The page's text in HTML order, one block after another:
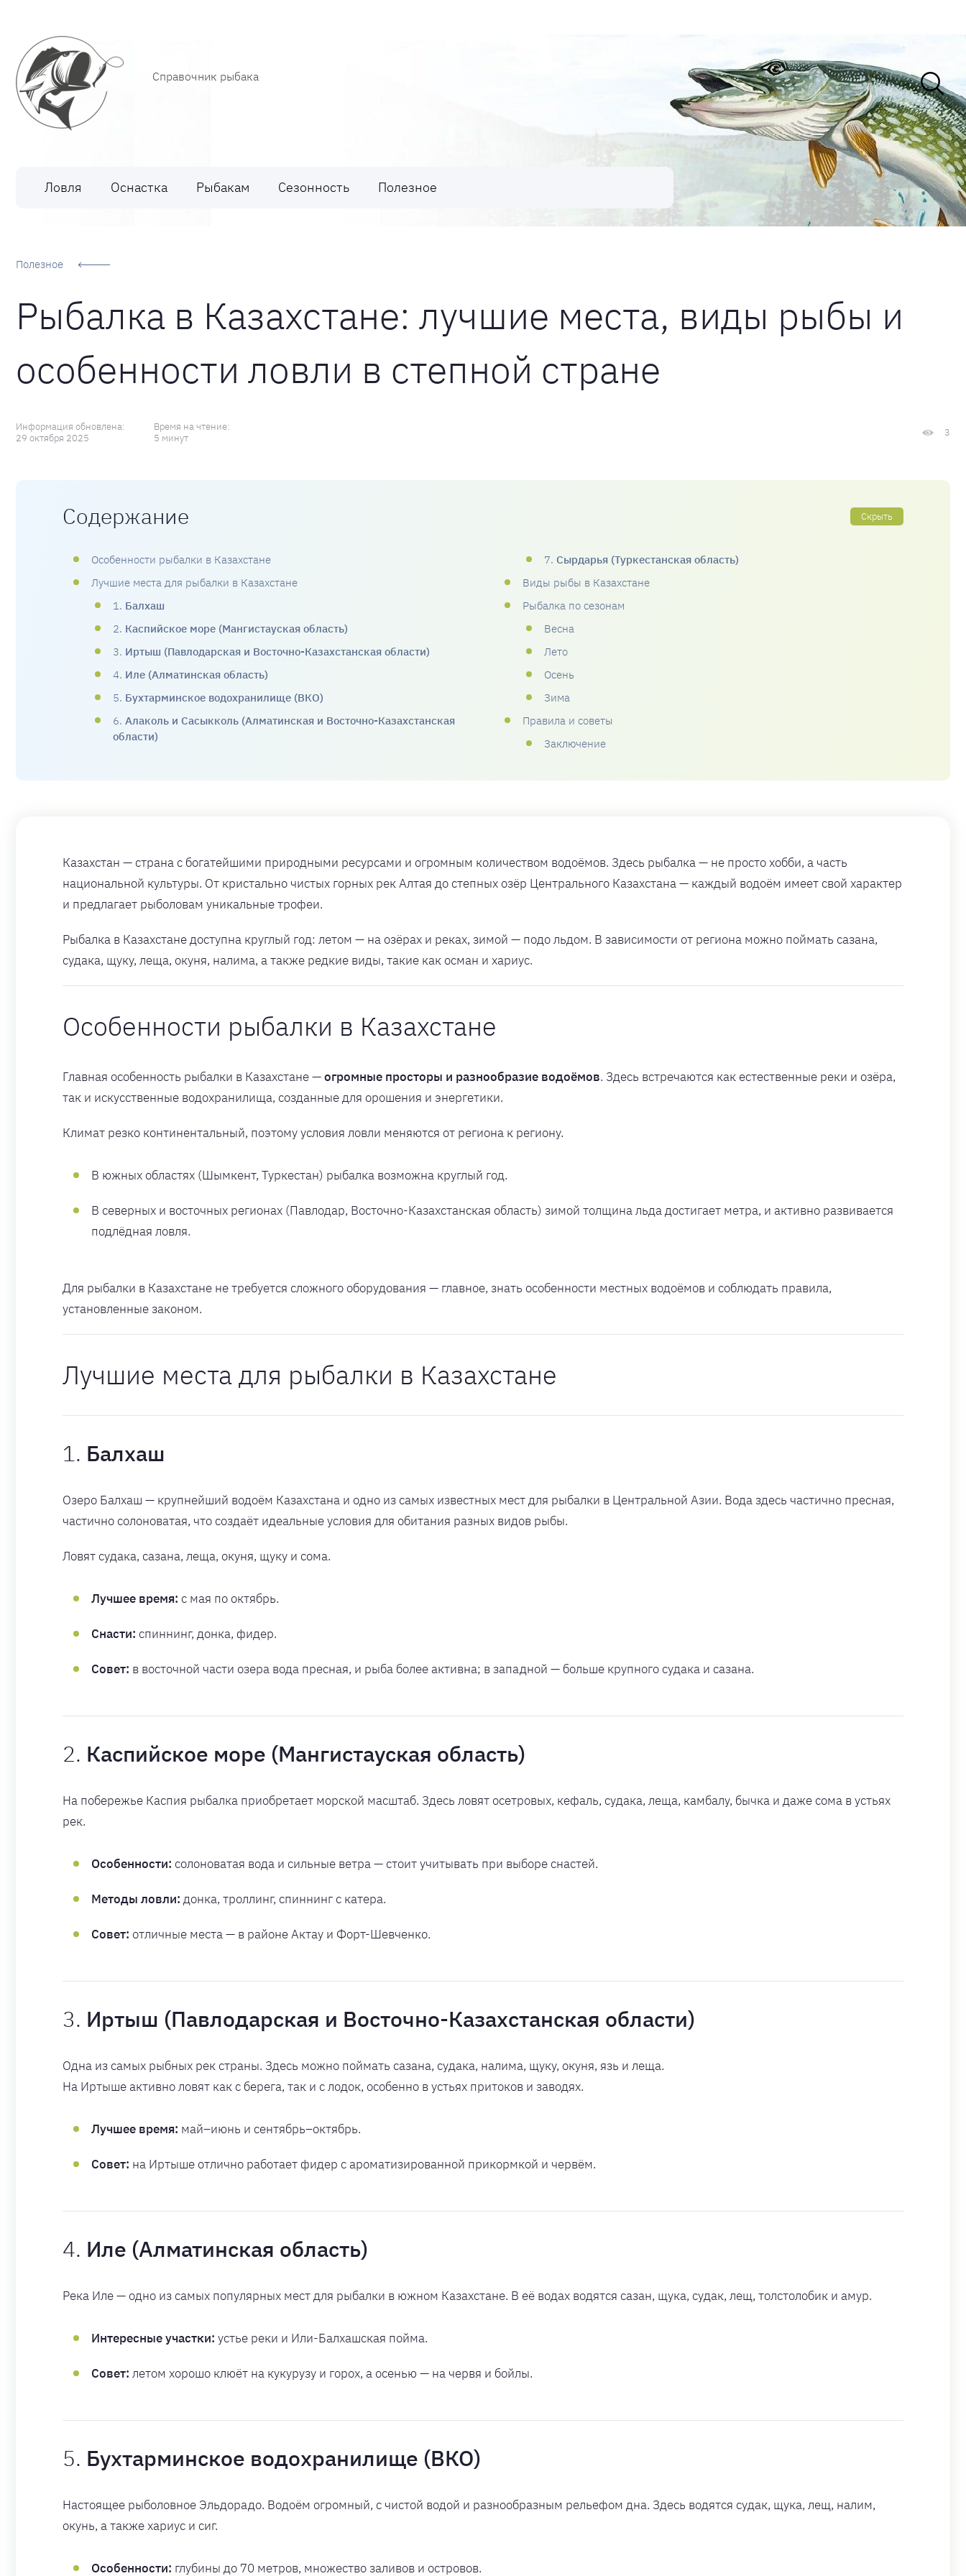
Рыбалка Справочник рыбака
Ловля Оснастка Рыбакам Сезонность Полезное
Полезное
Рыбалка в Казахстане: лучшие места, виды рыбы и
особенности ловли в степной стране
Информация обновлена:
29 октября 2025
Время на чтение:
5 минут
3
Содержание Скрыть
Особенности рыбалки в Казахстане
Лучшие места для рыбалки в Казахстане
1. Балхаш
2. Каспийское море (Мангистауская область)
3. Иртыш (Павлодарская и Восточно-Казахстанская области)
4. Иле (Алматинская область)
5. Бухтарминское водохранилище (ВКО)
6. Алаколь и Сасыкколь (Алматинская и Восточно-Казахстанская
области)
7. Сырдарья (Туркестанская область)
Виды рыбы в Казахстане
Рыбалка по сезонам
Весна
Лето
Осень
Зима
Правила и советы
Заключение
Казахстан — страна с богатейшими природными ресурсами и огромным количеством водоёмов. Здесь рыбалка — не просто хобби, а часть
национальной культуры. От кристально чистых горных рек Алтая до степных озёр Центрального Казахстана — каждый водоём имеет свой характер
и предлагает рыболовам уникальные трофеи.
Рыбалка в Казахстане доступна круглый год: летом — на озёрах и реках, зимой — подо льдом. В зависимости от региона можно поймать сазана,
судака, щуку, леща, окуня, налима, а также редкие виды, такие как осман и хариус.
Особенности рыбалки в Казахстане
Главная особенность рыбалки в Казахстане —огромные просторы и разнообразие водоёмов. Здесь встречаются как естественные реки и озёра,
так и искусственные водохранилища, созданные для орошения и энергетики.
Климат резко континентальный, поэтому условия ловли меняются от региона к региону.
В южных областях (Шымкент, Туркестан) рыбалка возможна круглый год.
В северных и восточных регионах (Павлодар, Восточно-Казахстанская область) зимой толщина льда достигает метра, и активно развивается
подлёдная ловля.
Для рыбалки в Казахстане не требуется сложного оборудования — главное, знать особенности местных водоёмов и соблюдать правила,
установленные законом.
Лучшие места для рыбалки в Казахстане
1. Балхаш
Озеро Балхаш — крупнейший водоём Казахстана и одно из самых известных мест для рыбалки в Центральной Азии. Вода здесь частично пресная,
частично солоноватая, что создаёт идеальные условия для обитания разных видов рыбы.
Ловят судака, сазана, леща, окуня, щуку и сома.
Лучшее время: с мая по октябрь.
Снасти: спиннинг, донка, фидер.
Совет: в восточной части озера вода пресная, и рыба более активна; в западной — больше крупного судака и сазана.
2. Каспийское море (Мангистауская область)
На побережье Каспия рыбалка приобретает морской масштаб. Здесь ловят осетровых, кефаль, судака, леща, камбалу, бычка и даже сома в устьях
рек.
Особенности: солоноватая вода и сильные ветра — стоит учитывать при выборе снастей.
Методы ловли: донка, троллинг, спиннинг с катера.
Совет: отличные места — в районе Актау и Форт-Шевченко.
3. Иртыш (Павлодарская и Восточно-Казахстанская области)
Одна из самых рыбных рек страны. Здесь можно поймать сазана, судака, налима, щуку, окуня, язь и леща.
На Иртыше активно ловят как с берега, так и с лодок, особенно в устьях притоков и заводях.
Лучшее время: май–июнь и сентябрь–октябрь.
Совет: на Иртыше отлично работает фидер с ароматизированной прикормкой и червём.
4. Иле (Алматинская область)
Река Иле — одно из самых популярных мест для рыбалки в южном Казахстане. В её водах водятся сазан, щука, судак, лещ, толстолобик и амур.
Интересные участки: устье реки и Или-Балхашская пойма.
Совет: летом хорошо клюёт на кукурузу и горох, а осенью — на червя и бойлы.
5. Бухтарминское водохранилище (ВКО)
Настоящее рыболовное Эльдорадо. Водоём огромный, с чистой водой и разнообразным рельефом дна. Здесь водятся судак, щука, лещ, налим,
окунь, а также хариус и сиг.
Особенности: глубины до 70 метров, множество заливов и островов.